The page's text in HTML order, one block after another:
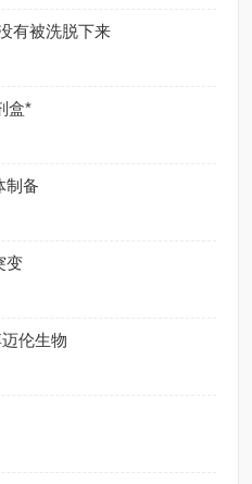
有被洗脱下来
盒*
制备
变
伦生物